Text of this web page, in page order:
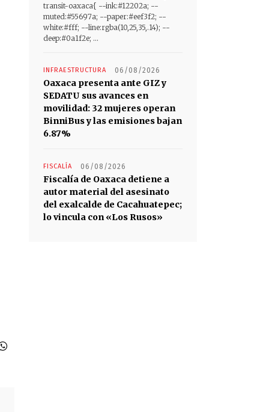
transit-oaxaca{ --ink:#12202a; --
muted:#55697a; --paper:#eef3f2; --
white:#fff; --line:rgba(10,25,35,.14); --
deep:#0a1f2e; ...
INFRAESTRUCTURA 06/08/2026
Oaxaca presenta ante GIZ y
SEDATU sus avances en
movilidad: 32 mujeres operan
BinniBus y las emisiones bajan
6.87%
FISCALÍA 06/08/2026
Fiscalía de Oaxaca detiene a
autor material del asesinato
del exalcalde de Cacahuatepec;
lo vincula con «Los Rusos»